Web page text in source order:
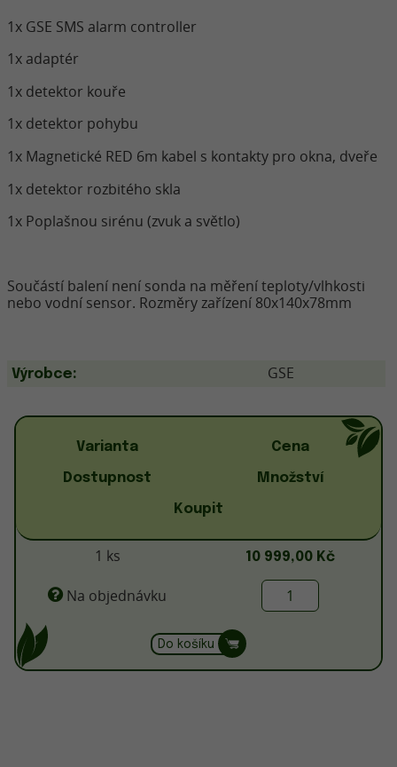
1x GSE SMS alarm controller
1x adaptér
1x detektor kouře
1x detektor pohybu
1x Magnetické RED 6m kabel s kontakty pro okna, dveře
1x detektor rozbitého skla
1x Poplašnou sirénu (zvuk a světlo)
Součástí balení není sonda na měření teploty/vlhkosti
nebo vodní sensor. Rozměry zařízení 80x140x78mm
Výrobce: GSE
Varianta Cena
Dostupnost Množství
Koupit
1 ks 10 999,00 Kč
Na objednávku
Do košíku